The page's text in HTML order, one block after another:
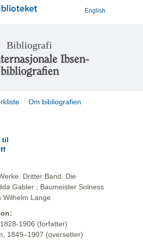
English
Bibliografi
Ibsen-
bibliografien
Om bibliografien
Dritter Band. Die
Gabler ; Baumeister Solness
Wilhelm Lange
1906 (forfatter)
1849–1907 (oversetter)